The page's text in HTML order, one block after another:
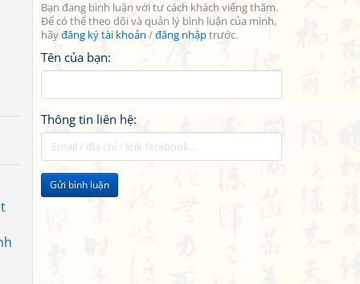
Bạn đang bình luận với tư cách khách viếng thăm.
Để có thể theo dõi và quản lý bình luận của mình,
hãyđăng ký tài khoản /đăng nhậptrước.
Tên của bạn:
Thông tin liên hệ:
Gửi bình luận